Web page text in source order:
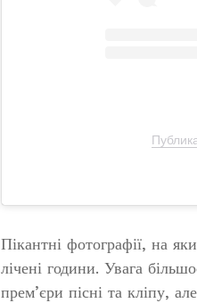
Пікантні фотографії, на
лічені години. Увага
прем’єри пісні та кліпу,